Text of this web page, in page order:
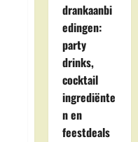
drankaanbi
edingen:
party
drinks,
cocktail
ingrediënte
n en
feestdeals